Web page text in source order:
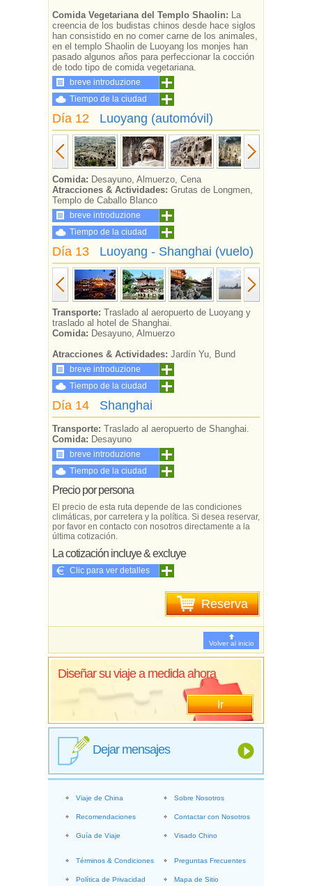
Comida Vegetariana del Templo Shaolin: La
creencia de los budistas chinos desde hace siglos
han consistido en no comer carne de los animales,
en el templo Shaolin de Luoyang los monjes han
pasado algunos años para perfeccionar la cocción
de todo tipo de comida vegetariana.
breve introduzione
Tiempo de la ciudad
Día 12 Luoyang (automóvil)
Comida: Desayuno, Almuerzo, Cena
Atracciones & Actividades: Grutas de Longmen,
Templo de Caballo Blanco
breve introduzione
Tiempo de la ciudad
Día 13 Luoyang - Shanghai (vuelo)
Transporte: Traslado al aeropuerto de Luoyang y
traslado al hotel de Shanghai.
Comida: Desayuno, Almuerzo
Atracciones & Actividades: Jardín Yu, Bund
breve introduzione
Tiempo de la ciudad
Día 14 Shanghai
Transporte: Traslado al aeropuerto de Shanghai.
Comida: Desayuno
breve introduzione
Tiempo de la ciudad
Precio por persona
El precio de esta ruta depende de las condiciones
climáticas, por carretera y la política. Si desea reservar,
por favor en contacto con nosotros directamente a la
última cotización.
La cotización incluye & excluye
Clic para ver detalles
Reserva
Volver al inicio
Diseñar su viaje a medida ahora
Ir
Dejar mensajes
Viaje de China
Recomendaciones
Guía de Viaje
Sobre Nosotros
Contactar con Nosotros
Visado Chino
Términos & Condiciones
Política de Privacidad
Preguntas Frecuentes
Mapa de Sitio